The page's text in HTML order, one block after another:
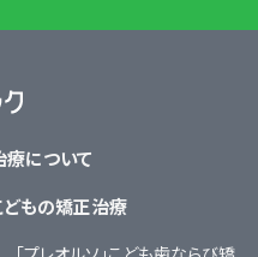
療について
どもの矯正治療